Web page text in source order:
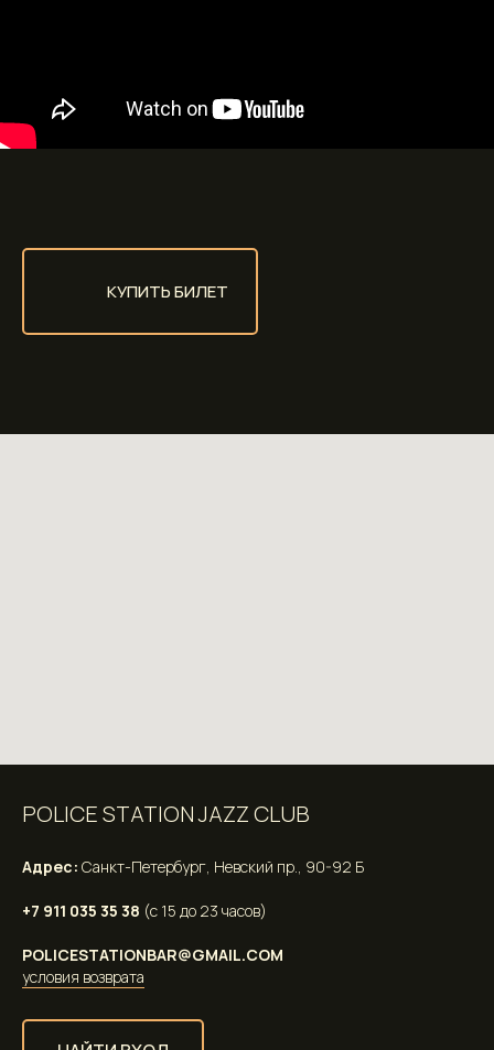
КУПИТЬ БИЛЕТ
POLICE STATION JAZZ CLUB
Адрес: Санкт-Петербург, Невский пр., 90-92 Б
+7 911 035 35 38 (с 15 до 23 часов)
POLICESTATIONBAR@GMAIL.COM
условия возврата